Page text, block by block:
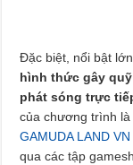
Đặc biệt, nổi bật
hình thức gây
phát sóng trực
của chương trình
GAMUDA LAND VN
qua các tập